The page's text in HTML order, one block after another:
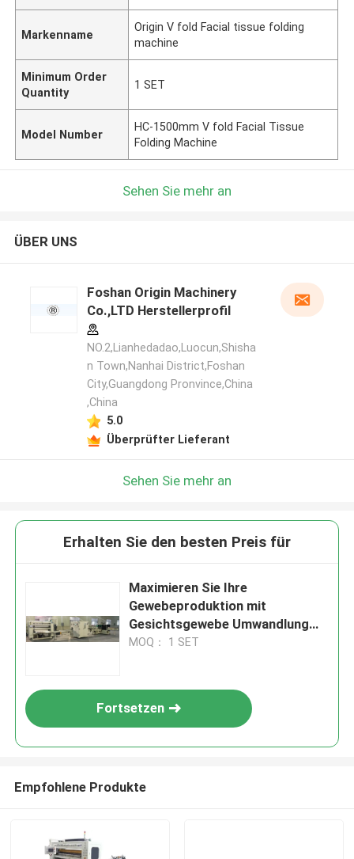
Markenname
Origin V fold Facial tissue folding
machine
Minimum Order
Quantity
1 SET
Model Number
HC-1500mm V fold Facial Tissue
Folding Machine
Sehen Sie mehr an
ÜBER UNS
Foshan Origin Machinery
Co.,LTD Herstellerprofil
NO.2,Lianhedadao,Luocun,Shisha
n Town,Nanhai District,Foshan
City,Guangdong Pronvince,China
,China
5.0
Überprüfter Lieferant
Sehen Sie mehr an
Erhalten Sie den besten Preis für
Maximieren Sie Ihre
Gewebeproduktion mit
Gesichtsgewebe Umwandlung
Maschine Laminationssystem
MOQ： 1 SET
Fortsetzen
Empfohlene Produkte